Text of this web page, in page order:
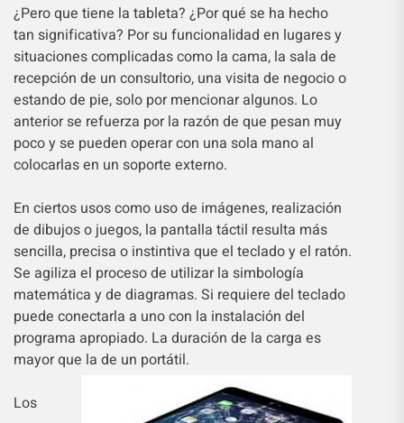
¿Pero que tiene la tableta? ¿Por qué se ha hecho
tan significativa? Por su funcionalidad en lugares y
situaciones complicadas como la cama, la sala de
recepción de un consultorio, una visita de negocio o
estando de pie, solo por mencionar algunos. Lo
anterior se refuerza por la razón de que pesan muy
poco y se pueden operar con una sola mano al
colocarlas en un soporte externo.
En ciertos usos como uso de imágenes, realización
de dibujos o juegos, la pantalla táctil resulta más
sencilla, precisa o instintiva que el teclado y el ratón.
Se agiliza el proceso de utilizar la simbología
matemática y de diagramas. Si requiere del teclado
puede conectarla a uno con la instalación del
programa apropiado. La duración de la carga es
mayor que la de un portátil.
Los